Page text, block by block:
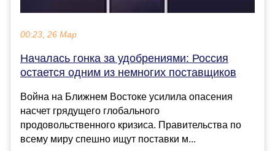
00:23, 26 Мар
Началась гонка за удобрениями: Россия
остается одним из немногих поставщиков
Война на Ближнем Востоке усилила опасения
насчет грядущего глобального
продовольственного кризиса. Правительства по
всему миру спешно ищут поставки м...